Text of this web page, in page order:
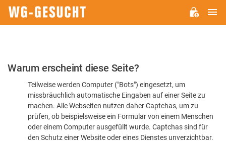
Bitte
dass
Warum erscheint diese Seite?
Teilweise werden Computer ("Bots") eingesetzt, um
missbräuchlich automatische Eingaben auf einer Seite zu
machen. Alle Webseiten nutzen daher Captchas, um zu
prüfen, ob beispielsweise ein Formular von einem Menschen
oder einem Computer ausgefüllt wurde. Captchas sind für
den Schutz einer Website oder eines Dienstes unverzichtbar.